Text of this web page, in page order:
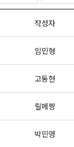
작성자
임민형
고동현
릴메짱
박민영